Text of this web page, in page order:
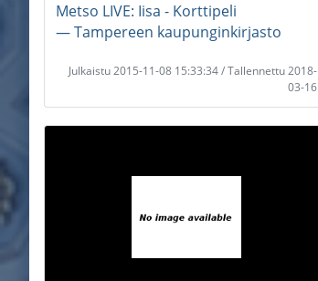
Metso LIVE: Iisa - Korttipeli
― Tampereen kaupunginkirjasto
Julkaistu 2015-11-08 15:33:34 / Tallennettu 2018-
03-16